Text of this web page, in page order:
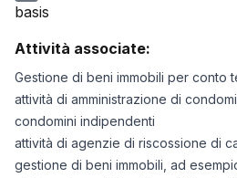
basis
Attività associate:
Gestione di beni immobili per conto
attività di amministrazione di
condomini indipendenti
attività di agenzie di riscossione di
gestione di beni immobili, ad